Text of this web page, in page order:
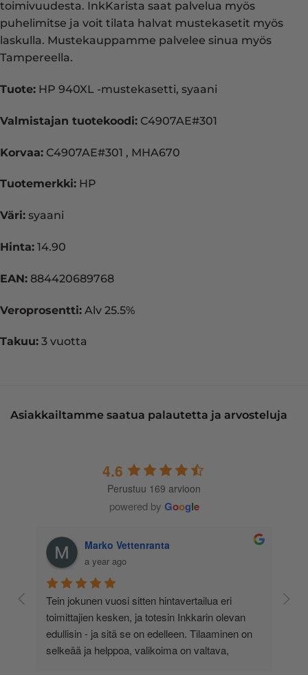
toimivuudesta. InkKarista saat palvelua myös
puhelimitse ja voit tilata halvat mustekasetit myös
laskulla. Mustekauppamme palvelee sinua myös
Tampereella.
Tuote: HP 940XL -mustekasetti, syaani
Valmistajan tuotekoodi: C4907AE#301
Korvaa: C4907AE#301 , MHA670
Tuotemerkki: HP
Väri: syaani
Hinta: 14.90
EAN: 884420689768
Veroprosentti: Alv 25.5%
Takuu: 3 vuotta
Asiakkailtamme saatua palautetta ja arvosteluja
4.6
Perustuu 169 arvioon
powered by Google
Marko Vettenranta
a year ago
Tein jokunen vuosi sitten hintavertailua eri
toimittajien kesken, ja totesin Inkkarin olevan
edullisin - ja sitä se on edelleen. Tilaaminen on
selkeää ja helppoa, valikoima on valtava,